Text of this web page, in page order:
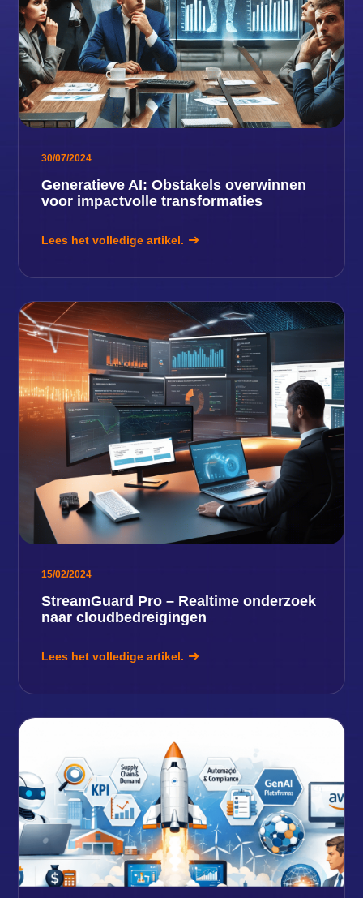
30/07/2024
Generatieve AI: Obstakels overwinnen
voor impactvolle transformaties
Lees het volledige artikel.
15/02/2024
StreamGuard Pro – Realtime onderzoek
naar cloudbedreigingen
Lees het volledige artikel.